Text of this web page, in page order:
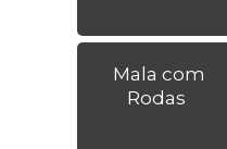
Mala com
Rodas